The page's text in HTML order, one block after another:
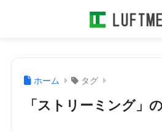
ホーム タグ
「ストリーミング」